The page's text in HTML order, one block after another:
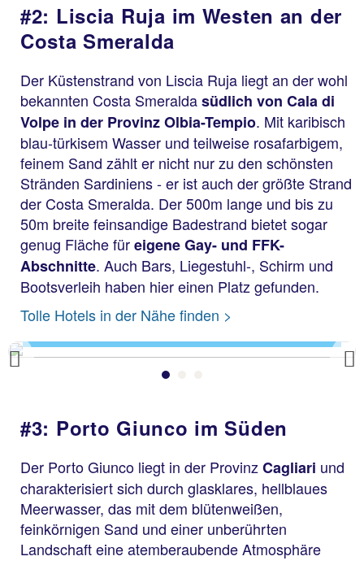
#2: Liscia Ruja im Westen an der
Costa Smeralda
Der Küstenstrand von Liscia Ruja liegt an der wohl
bekannten Costa Smeraldasüdlich von Cala di
Volpe in der Provinz Olbia-Tempio. Mit karibisch
blau-türkisem Wasser und teilweise rosafarbigem,
feinem Sand zählt er nicht nur zu den schönsten
Stränden Sardiniens - er ist auch der größte Strand
der Costa Smeralda. Der 500m lange und bis zu
50m breite feinsandige Badestrand bietet sogar
genug Fläche füreigene Gay- und FFK-
Abschnitte. Auch Bars, Liegestuhl-, Schirm und
Bootsverleih haben hier einen Platz gefunden.
Tolle Hotels in der Nähe finden >
Previous
Liscia Ruja
#3: Porto Giunco im Süden
Der Porto Giunco liegt in der Provinz Cagliari und
charakterisiert sich durch glasklares, hellblaues
Meerwasser, das mit dem blütenweißen,
feinkörnigen Sand und einer unberührten
Landschaft eine atemberaubende Atmosphäre